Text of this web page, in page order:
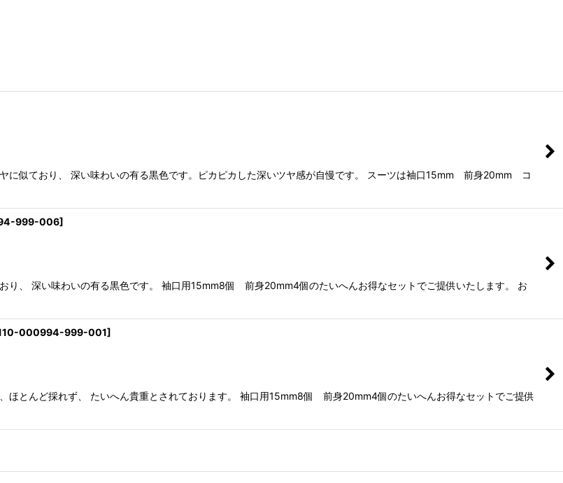
に似ており、 深い味わいの有る黒色です。ピカピカした深いツヤ感が自慢です。 スーツは袖口15mm 前身20mm コ
999-006]
り、 深い味わいの有る黒色です。 袖口用15mm8個 前身20mm4個のたいへんお得なセットでご提供いたします。 お
000994-999-001]
ほとんど採れず、 たいへん貴重とされております。 袖口用15mm8個 前身20mm4個のたいへんお得なセットでご提供